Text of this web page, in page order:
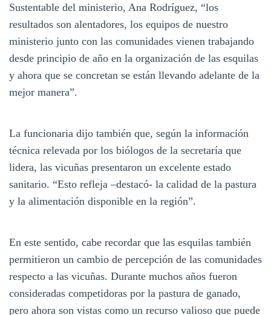
Sustentable del ministerio, Ana Rodríguez, “los
resultados son alentadores, los equipos de nuestro
ministerio junto con las comunidades vienen trabajando
desde principio de año en la organización de las esquilas
y ahora que se concretan se están llevando adelante de la
mejor manera”.
La funcionaria dijo también que, según la información
técnica relevada por los biólogos de la secretaría que
lidera, las vicuñas presentaron un excelente estado
sanitario. “Esto refleja –destacó- la calidad de la pastura
y la alimentación disponible en la región”.
En este sentido, cabe recordar que las esquilas también
permitieron un cambio de percepción de las comunidades
respecto a las vicuñas. Durante muchos años fueron
consideradas competidoras por la pastura de ganado,
pero ahora son vistas como un recurso valioso que puede